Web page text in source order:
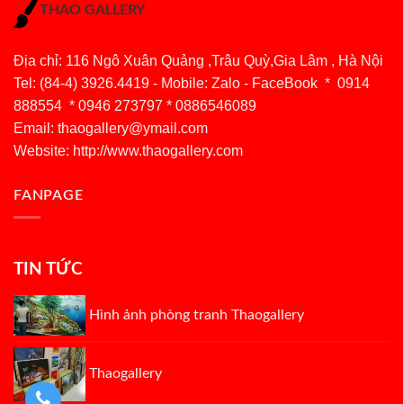
THAO GALLERY
Địa chỉ: 116 Ngô Xuân Quảng ,Trâu Quỳ,Gia Lâm , Hà Nội
Tel: (84-4) 3926.4419 - Mobile: Zalo - FaceBook * 0914
888554 * 0946 273797 * 0886546089
Email: thaogallery@ymail.com
Website: http://www.thaogallery.com
FANPAGE
TIN TỨC
Hình ảnh phòng tranh Thaogallery
Thaogallery